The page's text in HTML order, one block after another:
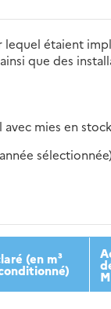
étaient
que des
mies en
2019
(en m³